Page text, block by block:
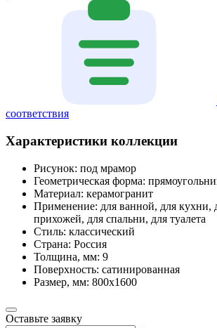
соответствия
Характеристики коллекции
Рисунок: под мрамор
Геометрическая форма:
Материал: керамогранит
Применение: для ванной, для кухни,
прихожей, для спальни, для туалета
Стиль: классический
Страна: Россия
Толщина, мм: 9
Поверхность: сатинированная
Размер, мм: 800х1600
Оставьте заявку